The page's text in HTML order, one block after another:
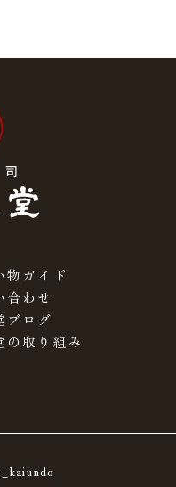
物ガイド
合わせ
ブログ
の取り組み